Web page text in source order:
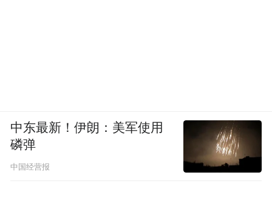
中东最新！伊朗：美军使用
磷弹
中国经营报